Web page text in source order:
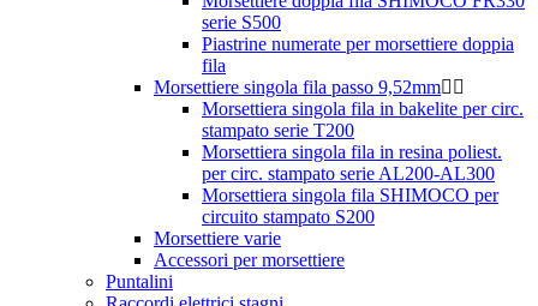
serie S500
Piastrine numerate per morsettiere doppia
fila
Morsettiere singola fila passo 9,52mm
Morsettiera singola fila in bakelite per circ.
stampato serie T200
Morsettiera singola fila in resina poliest.
per circ. stampato serie AL200-AL300
Morsettiera singola fila SHIMOCO per
circuito stampato S200
Morsettiere varie
Accessori per morsettiere
Puntalini